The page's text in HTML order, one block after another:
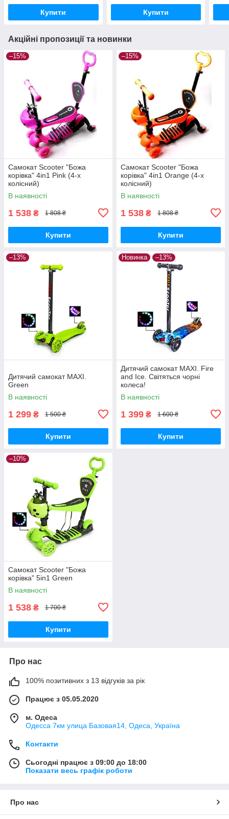
Купити Купити
Акційні пропозиції та новинки
–15%
Самокат Scooter "Божа
корівка" 4in1 Pink (4-х
колісний)
В наявності
1 538 ₴ 1 808 ₴
Купити
–15%
Самокат Scooter "Божа
корівка" 4in1 Orange (4-х
колісний)
В наявності
1 538 ₴ 1 808 ₴
Купити
–13%
Дитячий самокат MAXI.
Green
В наявності
1 299 ₴ 1 500 ₴
Купити
Новинка –13%
Дитячий самокат MAXI. Fire
and Ice. Світяться чорні
колеса!
В наявності
1 399 ₴ 1 600 ₴
Купити
–10%
Самокат Scooter "Божа
корівка" 5in1 Green
В наявності
1 538 ₴ 1 700 ₴
Купити
Про нас
100% позитивних з 13 відгуків за рік
Працює з 05.05.2020
м. Одеса
Одесса 7км улица Базовая14, Одеса, Україна
Контакти
Сьогодні працює з 09:00 до 18:00
Показати весь графік роботи
Про нас